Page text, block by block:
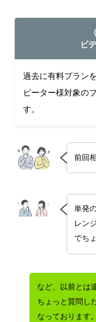
ビ
過去に有料プラン
ピーター様対象の
す。
前回
単発
レン
でち
など、以前とは
ちょっと質問し
なっております。